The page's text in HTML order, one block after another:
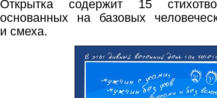
Открытка содержит 15
основанных на базовых
и смеха.